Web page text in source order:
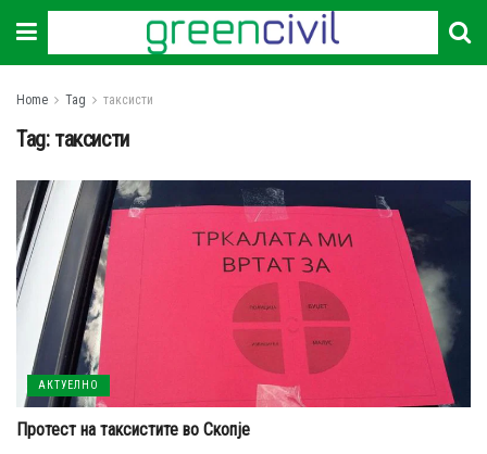
Home Tag таксисти
Tag: таксисти
АКТУЕЛНО
Протест на таксистите во Скопје